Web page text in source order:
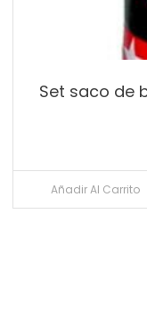
Set saco de
Añadir Al Carrito